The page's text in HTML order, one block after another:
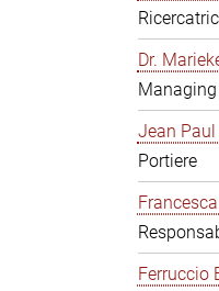
Dr.
Jean
Portiere
Ferruccio